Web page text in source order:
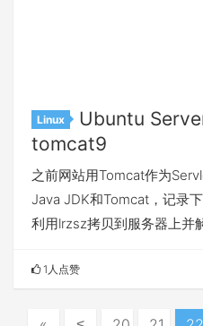
Linux
Ubuntu
tomcat9
之前网站用Tomcat作为
Java JDK和Tomcat，记录
利用lrzsz拷贝到服务器上
1人点赞